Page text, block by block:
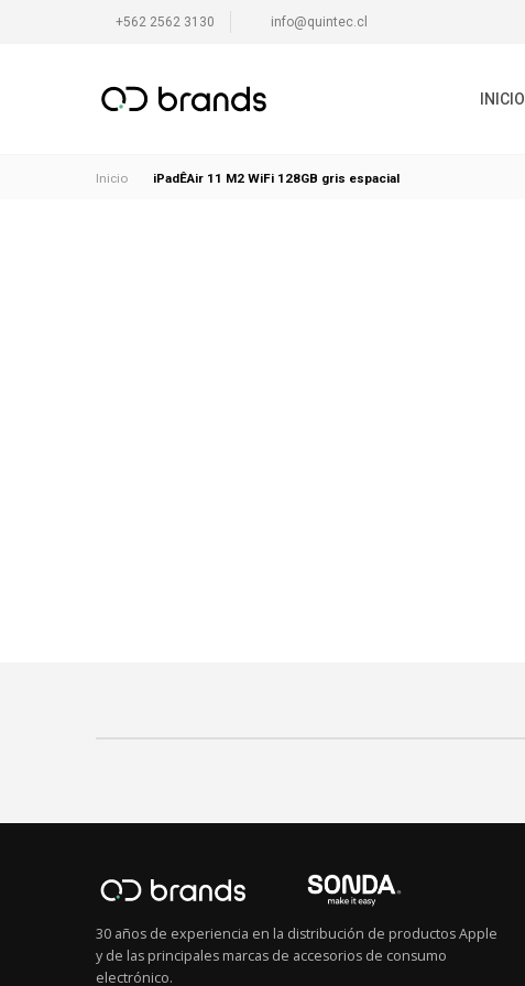
+562 2562 3130 info@quintec.cl
INICIO
Inicio iPadÊAir 11 M2 WiFi 128GB gris espacial
30 años de experiencia en la distribución de productos Apple
y de las principales marcas de accesorios de consumo
electrónico.